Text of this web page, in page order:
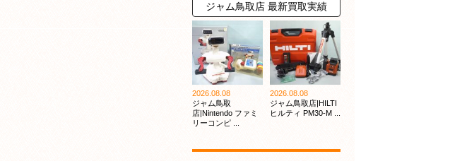
ジャム鳥取店 最新買取実績
2026.08.08
ジャム鳥取
店|Nintendo ファミ
リーコンピ ...
2026.08.08
ジャム鳥取店|HILTI
ヒルティ PM30-M ...